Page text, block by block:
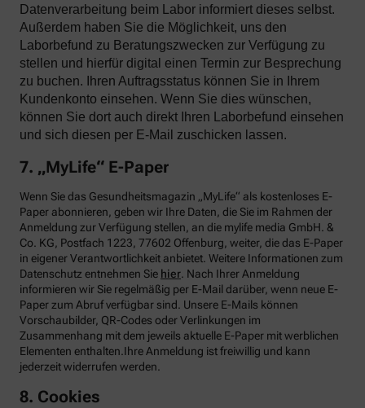
Datenverarbeitung beim Labor informiert dieses selbst.
Außerdem haben Sie die Möglichkeit, uns den
Laborbefund zu Beratungszwecken zur Verfügung zu
stellen und hierfür digital einen Termin zur Besprechung
zu buchen. Ihren Auftragsstatus können Sie in Ihrem
Kundenkonto einsehen. Wenn Sie dies wünschen,
können Sie dort auch direkt Ihren Laborbefund einsehen
und sich diesen per E-Mail zuschicken lassen.
7. „MyLife“ E-Paper
Wenn Sie das Gesundheitsmagazin „MyLife“ als kostenloses E-
Paper abonnieren, geben wir Ihre Daten, die Sie im Rahmen der
Anmeldung zur Verfügung stellen, an die mylife media GmbH. &
Co. KG, Postfach 1223, 77602 Offenburg, weiter, die das E-Paper
in eigener Verantwortlichkeit anbietet. Weitere Informationen zum
Datenschutz entnehmen Sie hier . Nach Ihrer Anmeldung
informieren wir Sie regelmäßig per E-Mail darüber, wenn neue E-
Paper zum Abruf verfügbar sind. Unsere E-Mails können
Vorschaubilder, QR-Codes oder Verlinkungen im
Zusammenhang mit dem jeweils aktuelle E-Paper mit werblichen
Elementen enthalten.Ihre Anmeldung ist freiwillig und kann
jederzeit widerrufen werden.
8. Cookies